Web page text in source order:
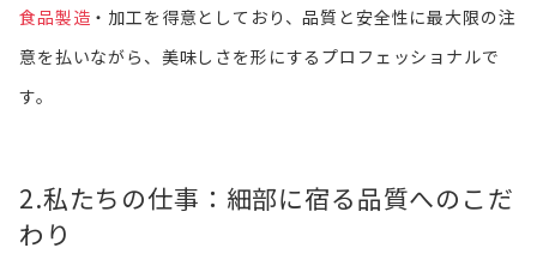
食品製造 ・加工を得意としており、品質と安全性に最大限の注
意を払いながら、美味しさを形にするプロフェッショナルで
す。
2.私たちの仕事：細部に宿る品質へのこだ
わり